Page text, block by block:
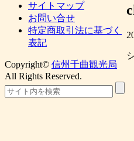
サイトマップ
お問い合せ
特定商取引法に基づく
表記
Copyright© 信州千曲観光局
All Rights Reserved.